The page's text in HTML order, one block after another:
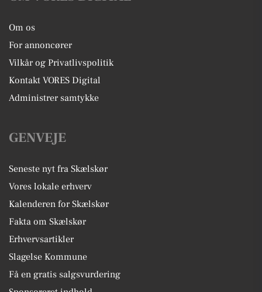
Om os
For annoncører
Vilkår og Privatlivspolitik
Kontakt VORES Digital
Administrer samtykke
GENVEJE
Seneste nyt fra Skælskør
Vores lokale erhverv
Kalenderen for Skælskør
Fakta om Skælskør
Erhvervsartikler
Slagelse Kommune
Få en gratis salgsvurdering